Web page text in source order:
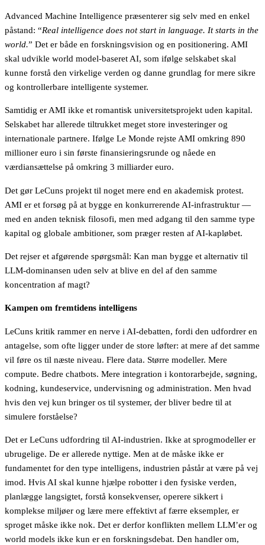
Advanced Machine Intelligence præsenterer sig selv med en enkel
påstand: “Real intelligence does not start in language. It starts in the
world.” Det er både en forskningsvision og en positionering. AMI
skal udvikle world model-baseret AI, som ifølge selskabet skal
kunne forstå den virkelige verden og danne grundlag for mere sikre
og kontrollerbare intelligente systemer.
Samtidig er AMI ikke et romantisk universitetsprojekt uden kapital.
Selskabet har allerede tiltrukket meget store investeringer og
internationale partnere. Ifølge Le Monde rejste AMI omkring 890
millioner euro i sin første finansieringsrunde og nåede en
værdiansættelse på omkring 3 milliarder euro.
Det gør LeCuns projekt til noget mere end en akademisk protest.
AMI er et forsøg på at bygge en konkurrerende AI-infrastruktur —
med en anden teknisk filosofi, men med adgang til den samme type
kapital og globale ambitioner, som præger resten af AI-kapløbet.
Det rejser et afgørende spørgsmål: Kan man bygge et alternativ til
LLM-dominansen uden selv at blive en del af den samme
koncentration af magt?
Kampen om fremtidens intelligens
LeCuns kritik rammer en nerve i AI-debatten, fordi den udfordrer en
antagelse, som ofte ligger under de store løfter: at mere af det samme
vil føre os til næste niveau. Flere data. Større modeller. Mere
compute. Bedre chatbots. Mere integration i kontorarbejde, søgning,
kodning, kundeservice, undervisning og administration. Men hvad
hvis den vej kun bringer os til systemer, der bliver bedre til at
simulere forståelse?
Det er LeCuns udfordring til AI-industrien. Ikke at sprogmodeller er
ubrugelige. De er allerede nyttige. Men at de måske ikke er
fundamentet for den type intelligens, industrien påstår at være på vej
imod. Hvis AI skal kunne hjælpe robotter i den fysiske verden,
planlægge langsigtet, forstå konsekvenser, operere sikkert i
komplekse miljøer og lære mere effektivt af færre eksempler, er
sproget måske ikke nok. Det er derfor konflikten mellem LLM’er og
world models ikke kun er en forskningsdebat. Den handler om,